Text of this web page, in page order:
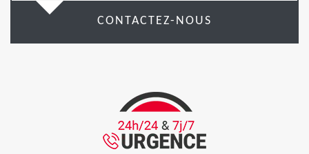
CONTACTEZ-NOUS